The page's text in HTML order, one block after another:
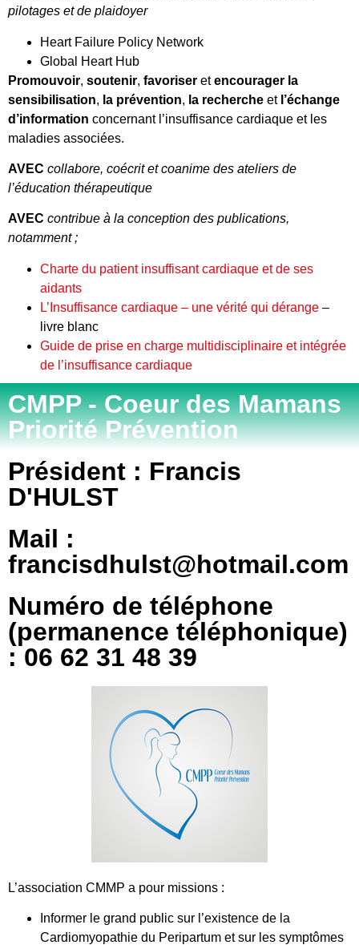
pilotages et de plaidoyer
Heart Failure Policy Network
Global Heart Hub
Promouvoir, soutenir, favoriser etencourager la
sensibilisation, la prévention, la recherche et l’échange
d’information concernant l’insuffisance cardiaque et les
maladies associées.
AVEC collabore, coécrit et coanime des ateliers de
l’éducation thérapeutique
AVEC contribue à la conception des publications,
notamment ;
Charte du patient insuffisant cardiaque et de ses
aidants
L’Insuffisance cardiaque – une vérité qui dérange –
livre blanc
Guide de prise en charge multidisciplinaire et intégrée
de l’insuffisance cardiaque
CMPP - Coeur des Mamans
Priorité Prévention
Président : Francis
D'HULST
Mail :
francisdhulst@hotmail.com
Numéro de téléphone
(permanence téléphonique)
: 06 62 31 48 39
L’association CMMP a pour missions :
Informer le grand public sur l’existence de la
Cardiomyopathie du Peripartum et sur les symptômes